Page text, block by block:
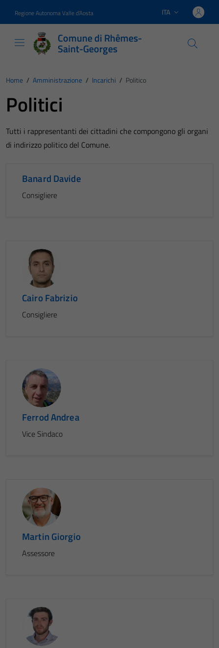
Regione Autonoma Valle d'Aosta Lingua attiva:
ITA
Comune di Rhêmes-
Saint-Georges
Home / Amministrazione / Incarichi / Politico
Politici
Tutti i rappresentanti dei cittadini che compongono gli organi
di indirizzo politico del Comune.
Banard Davide
Consigliere
Cairo Fabrizio
Consigliere
Ferrod Andrea
Vice Sindaco
Martin Giorgio
Assessore